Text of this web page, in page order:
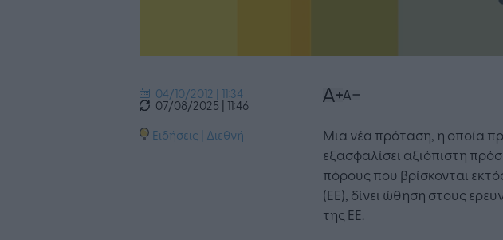
04/10/2012 | 11:34
07/08/2025 | 11:46
Ειδήσεις | Διεθνή
Μια νέα πρόταση, η οποία
εξασφαλίσει αξιόπιστη
πόρους που βρίσκονται
(ΕΕ), δίνει ώθηση στους
της ΕΕ.